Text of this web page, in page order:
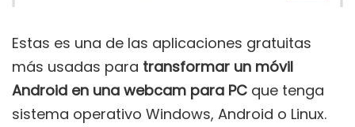
Estas es una de las aplicaciones gratuitas
más usadas para transformar un móvil
Android en una webcam para PC que tenga
sistema operativo Windows, Android o Linux.